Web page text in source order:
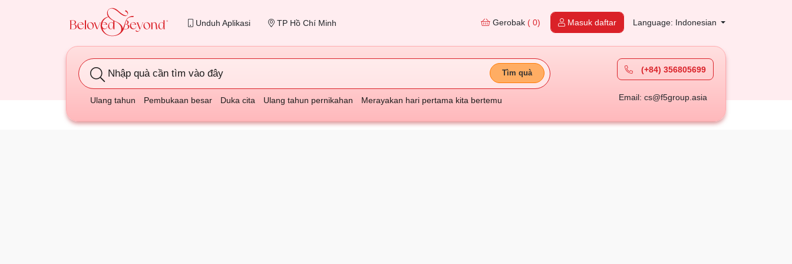
Unduh Aplikasi TP Hồ Chí Minh Gerobak ( 0) Masuk daftar Language: Indonesian
Nhập quà cần tìm vào đây Tìm quà
Ulang tahun Pembukaan besar Duka cita Ulang tahun pernikahan Merayakan hari pertama kita bertemu
(+84) 356805699
Email: cs@f5group.asia